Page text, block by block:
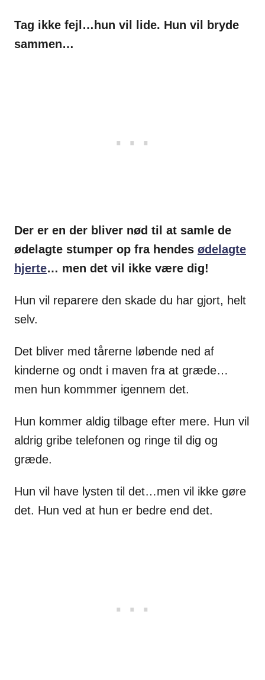
Tag ikke fejl…hun vil lide. Hun vil bryde
sammen…
Der er en der bliver nød til at samle de
ødelagte stumper op fra hendes ødelagte
hjerte… men det vil ikke være dig!
Hun vil reparere den skade du har gjort, helt
selv.
Det bliver med tårerne løbende ned af
kinderne og ondt i maven fra at græde…
men hun kommmer igennem det.
Hun kommer aldig tilbage efter mere. Hun vil
aldrig gribe telefonen og ringe til dig og
græde.
Hun vil have lysten til det…men vil ikke gøre
det. Hun ved at hun er bedre end det.